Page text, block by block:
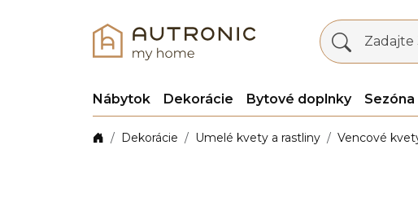
Zadajte
Nábytok Dekorácie Bytové doplnky Sezóna
Dekorácie Umelé kvety a rastliny Vencové